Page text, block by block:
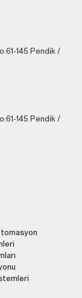
145 Pendik /
145 Pendik /